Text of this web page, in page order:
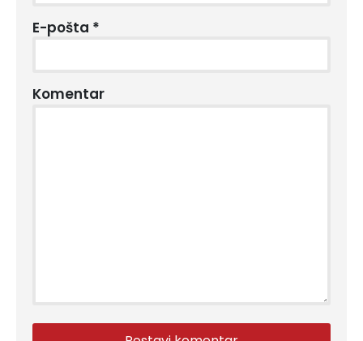
E-pošta *
Komentar